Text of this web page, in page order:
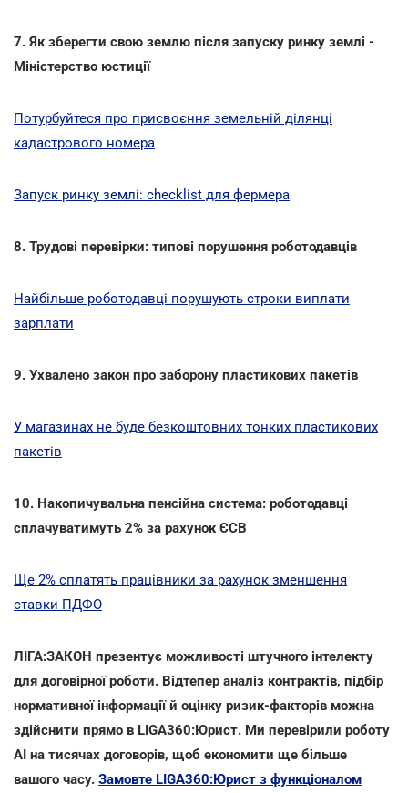
7. Як зберегти свою землю після запуску ринку землі -
Міністерство юстиції
Потурбуйтеся про присвоєння земельній ділянці
кадастрового номера
Запуск ринку землі: checklist для фермера
8. Трудові перевірки: типові порушення роботодавців
Найбільше роботодавці порушують строки виплати
зарплати
9. Ухвалено закон про заборону пластикових пакетів
У магазинах не буде безкоштовних тонких пластикових
пакетів
10. Накопичувальна пенсійна система: роботодавці
сплачуватимуть 2% за рахунок ЄСВ
Ще 2% сплатять працівники за рахунок зменшення
ставки ПДФО
ЛІГА:ЗАКОН презентує можливості штучного інтелекту
для договірної роботи. Відтепер аналіз контрактів, підбір
нормативної інформації й оцінку ризик-факторів можна
здійснити прямо в LIGA360:Юрист. Ми перевірили роботу
AI на тисячах договорів, щоб економити ще більше
вашого часу. Замовте LIGA360:Юрист з функціоналом